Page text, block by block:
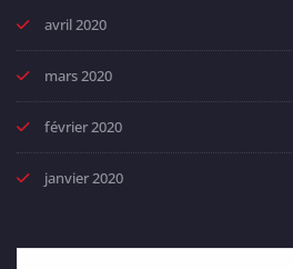
avril 2020
mars 2020
février 2020
janvier 2020